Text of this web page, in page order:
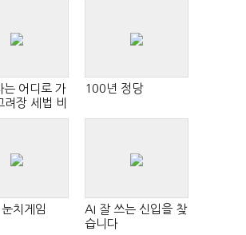
는 어디로 가
장 세법 비
100년 정당
치게임
AI 잘 쓰는 신입을 찾
습니다